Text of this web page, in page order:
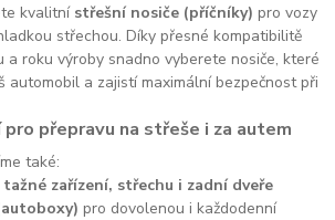
kvalitní střešní nosiče (příčníky) pro vozy
střechou. Díky přesné kompatibilitě
a roku výroby snadno vyberete nosiče, které
automobil a zajistí maximální bezpečnost při
přepravu na střeše i za autem
také:
zařízení, střechu i zadní dveře
pro dovolenou i každodenní